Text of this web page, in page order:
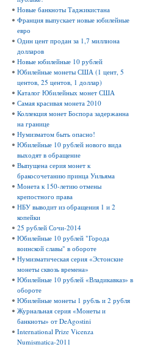
Новые банкноты Таджикистана
Франция выпускает новые юбилейные
евро
Один цент продан за 1,7 миллиона
долларов
Новые юбилейные 10 рублей
Юбилейные монеты США (1 цент, 5
центов, 25 центов, 1 доллар)
Каталог Юбилейных монет США
Самая красивая монета 2010
Коллекция монет Боспора задержанна
на границе
Нумизматом быть опасно!
Юбилейные 10 рублей нового вида
выходят в обращение
Выпущена серия монет к
бракосочетанию принца Уильяма
Монета к 150-летию отмены
крепостного права
НБУ выводит из обращения 1 и 2
копейки
25 рублей Сочи-2014
Юбилейные 10 рублей "Города
воинской славы" в обороте
Нумизматическая серия «Эстонские
монеты сквозь времена»
Юбилейные 10 рублей «Владикавказ» в
обороте
Юбилейные монеты 1 рубль и 2 рубля
Журнальная серия «Монеты и
банкноты» от DeAgostini
International Prize Vicenza
Numismatica-2011